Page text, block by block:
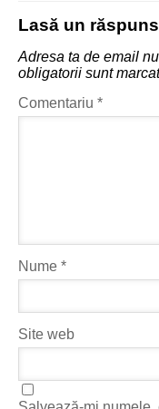
Lasă un răspuns
Adresa ta de email
obligatorii sunt
Comentariu *
Nume *
Site web